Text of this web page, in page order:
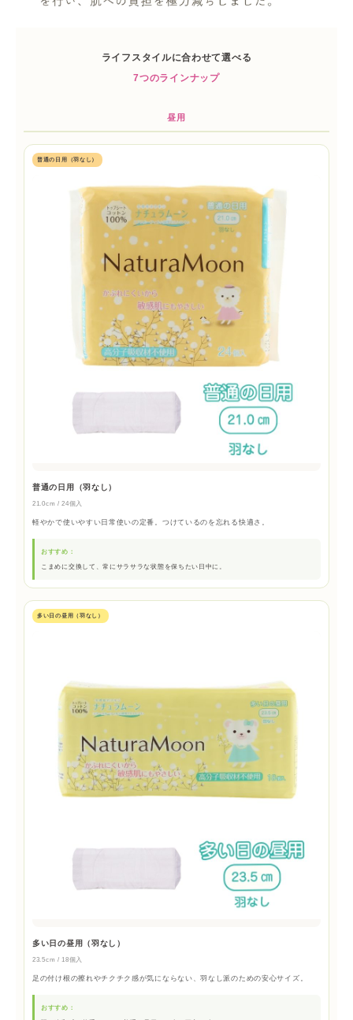
ライフスタイルに合わせて選べる
7つのラインナップ
昼用
普通の日用（羽なし）
普通の日用（羽なし）
21.0cm / 24個入
軽やかで使いやすい日常使いの定番。つけているのを忘れる快適さ。
おすすめ：
こまめに交換して、常にサラサラな状態を保ちたい日中に。
多い日の昼用（羽なし）
多い日の昼用（羽なし）
23.5cm / 18個入
足の付け根の擦れやチクチク感が気にならない、羽なし派のための安心サイズ。
おすすめ：